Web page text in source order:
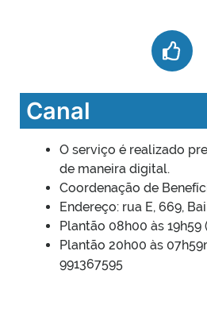
Canal
O serviço é realizado
de maneira digital.
Coordenação de
Endereço: rua E, 669,
Plantão 08h00 às 19h59
Plantão 20h00 às
991367595